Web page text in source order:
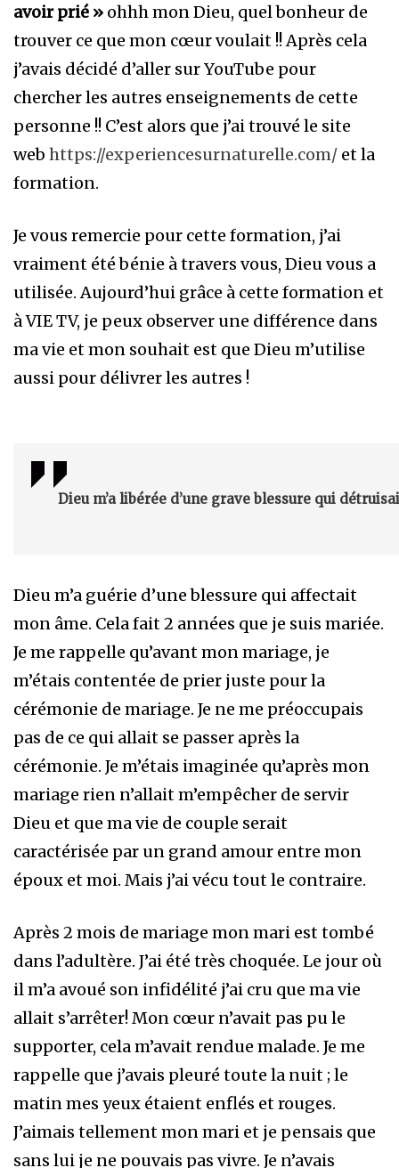
avoir prié » ohhh mon Dieu, quel bonheur de
trouver ce que mon cœur voulait !! Après cela
j’avais décidé d’aller sur YouTube pour
chercher les autres enseignements de cette
personne !! C’est alors que j’ai trouvé le site
web https://experiencesurnaturelle.com/ et la
formation.
Je vous remercie pour cette formation, j’ai
vraiment été bénie à travers vous, Dieu vous a
utilisée. Aujourd’hui grâce à cette formation et
à VIE TV, je peux observer une différence dans
ma vie et mon souhait est que Dieu m’utilise
aussi pour délivrer les autres !
Dieu m’a libérée d’une grave blessure qui
Dieu m’a guérie d’une blessure qui affectait
mon âme. Cela fait 2 années que je suis mariée.
Je me rappelle qu’avant mon mariage, je
m’étais contentée de prier juste pour la
cérémonie de mariage. Je ne me préoccupais
pas de ce qui allait se passer après la
cérémonie. Je m’étais imaginée qu’après mon
mariage rien n’allait m’empêcher de servir
Dieu et que ma vie de couple serait
caractérisée par un grand amour entre mon
époux et moi. Mais j’ai vécu tout le contraire.
Après 2 mois de mariage mon mari est tombé
dans l’adultère. J’ai été très choquée. Le jour où
il m’a avoué son infidélité j’ai cru que ma vie
allait s’arrêter! Mon cœur n’avait pas pu le
supporter, cela m’avait rendue malade. Je me
rappelle que j’avais pleuré toute la nuit ; le
matin mes yeux étaient enflés et rouges.
J’aimais tellement mon mari et je pensais que
sans lui je ne pouvais pas vivre. Je n’avais